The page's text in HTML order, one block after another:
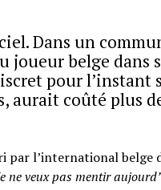
Dans un
joueur belge dans
pour l’instant
aurait coûté plus
par l’international belge
ne veux pas mentir